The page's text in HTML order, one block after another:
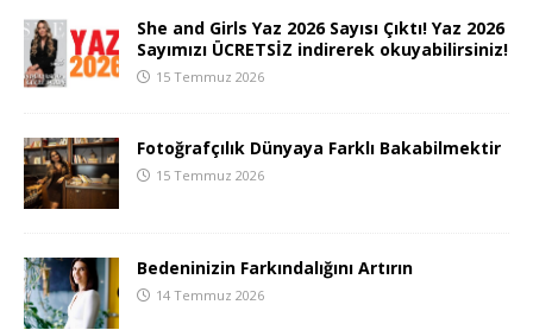
She and Girls Yaz 2026 Sayısı Çıktı! Yaz 2026
Sayımızı ÜCRETSİZ indirerek okuyabilirsiniz!
15 Temmuz 2026
Fotoğrafçılık Dünyaya Farklı Bakabilmektir
15 Temmuz 2026
Bedeninizin Farkındalığını Artırın
14 Temmuz 2026